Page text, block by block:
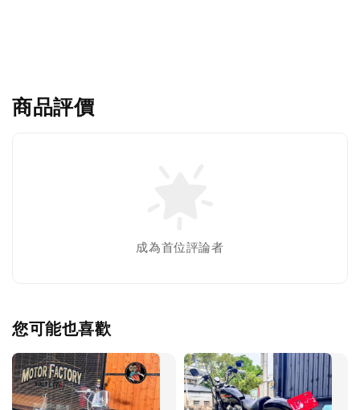
商品評價
成為首位評論者
您可能也喜歡